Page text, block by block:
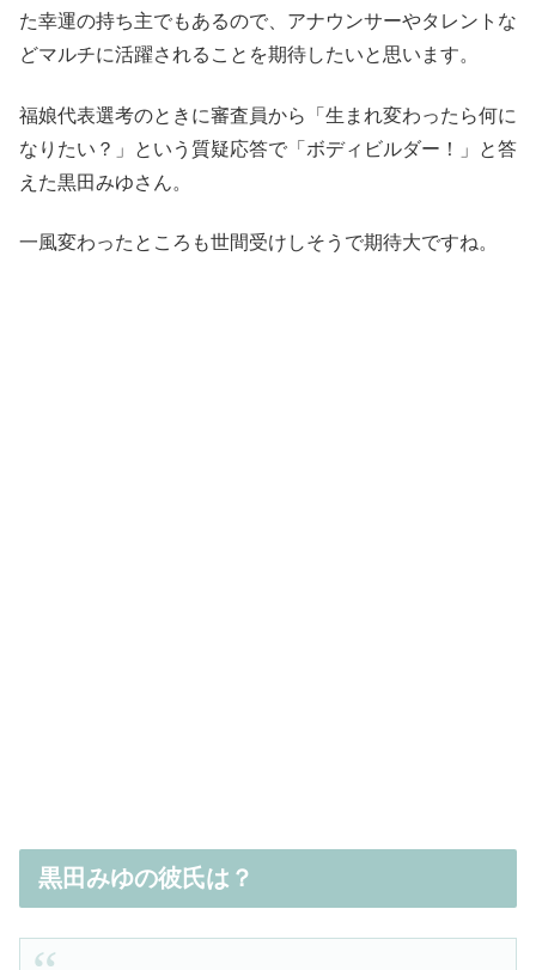
た幸運の持ち主でもあるので、アナウンサーやタレントな
どマルチに活躍されることを期待したいと思います。
福娘代表選考のときに審査員から「生まれ変わったら何に
なりたい？」という質疑応答で「ボディビルダー！」と答
えた黒田みゆさん。
一風変わったところも世間受けしそうで期待大ですね。
黒田みゆの彼氏は？